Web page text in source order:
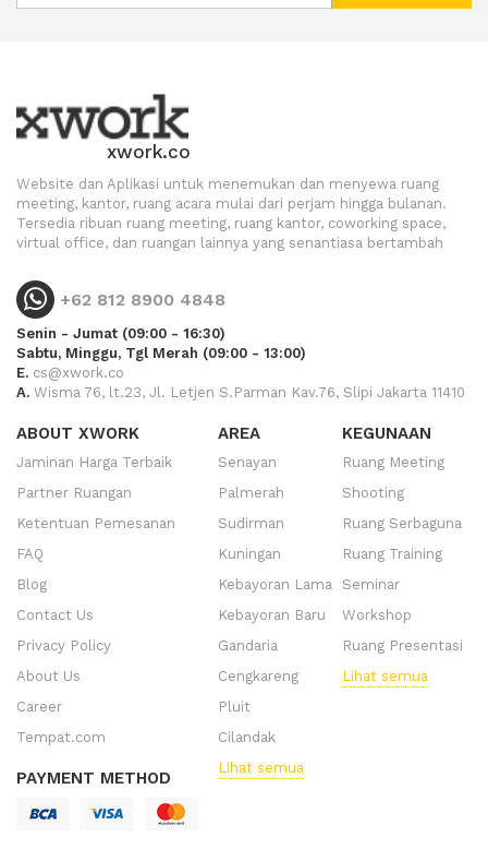
xwork.co
Website dan Aplikasi untuk menemukan dan menyewa ruang
meeting, kantor, ruang acara mulai dari perjam hingga bulanan.
Tersedia ribuan ruang meeting, ruang kantor, coworking space,
virtual office, dan ruangan lainnya yang senantiasa bertambah
+62 812 8900 4848
Senin - Jumat (09:00 - 16:30)
Sabtu, Minggu, Tgl Merah (09:00 - 13:00)
E. cs@xwork.co
A. Wisma 76, lt.23, Jl. Letjen S.Parman Kav.76, Slipi Jakarta 11410
ABOUT XWORK
Jaminan Harga Terbaik
Partner Ruangan
Ketentuan Pemesanan
FAQ
Blog
Contact Us
Privacy Policy
About Us
Career
Tempat.com
PAYMENT METHOD
AREA
Senayan
Palmerah
Sudirman
Kuningan
Kebayoran Lama
Kebayoran Baru
Gandaria
Cengkareng
Pluit
Cilandak
Lihat semua
KEGUNAAN
Ruang Meeting
Shooting
Ruang Serbaguna
Ruang Training
Seminar
Workshop
Ruang Presentasi
Lihat semua